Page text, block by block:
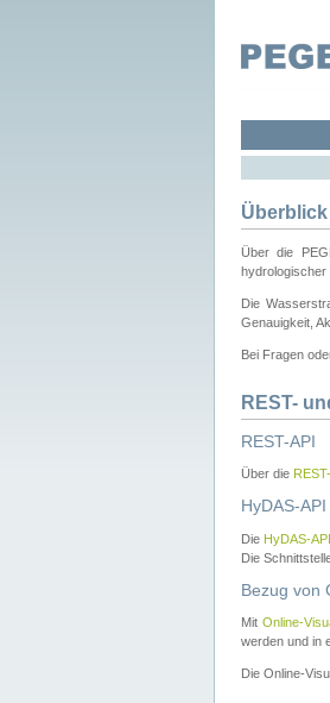
Überblick
Über die
hydrologischer
Die
Genauigkeit,
Bei Fragen
REST-
REST-API
Über die
HyDAS-API
Die HyDAS-API
Die
Bezug von
MitOnline-
werden und in
Die Online-